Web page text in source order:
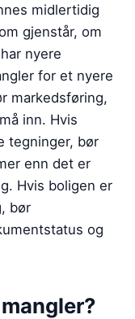
midlertidig
gjenstår, om
nyere
for et nyere
markedsføring,
inn. Hvis
tegninger, bør
enn det er
Hvis boligen er
bør
og